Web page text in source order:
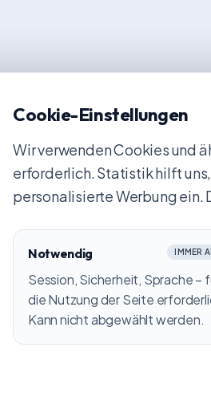
Cookie-Einstellungen
Wir verwenden Cookies und
erforderlich. Statistik hilft
personalisierte Werbung ein.
Notwendig IMMER
Session, Sicherheit, Sprache –
die Nutzung der Seite
Kann nicht abgewählt werden.